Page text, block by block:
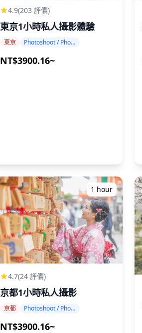
4.9(203 評價)
東京1小時私人攝影體驗
東京 Photoshoot / Photo tour
NT$3900.16~
1 hour
4.7(24 評價)
京都1小時私人攝影
京都 Photoshoot / Photo tour
NT$3900.16~